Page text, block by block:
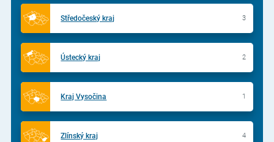
Středočeský kraj 3
Ústecký kraj 2
Kraj Vysočina 1
Zlínský kraj 4